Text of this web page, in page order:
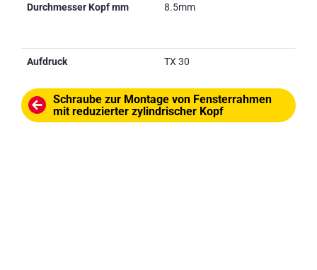
Durchmesser Kopf mm 8.5mm
Aufdruck TX 30
Schraube zur Montage von Fensterrahmen
mit reduzierter zylindrischer Kopf